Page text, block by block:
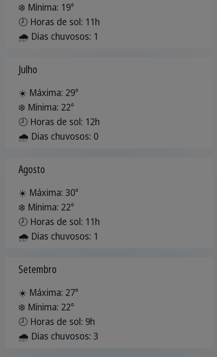
❄️ Mínima: 19°
🕗 Horas de sol: 11h
🌧️ Dias chuvosos: 1
Julho
☀️ Máxima: 29°
❄️ Mínima: 22°
🕗 Horas de sol: 12h
🌧️ Dias chuvosos: 0
Agosto
☀️ Máxima: 30°
❄️ Mínima: 22°
🕗 Horas de sol: 11h
🌧️ Dias chuvosos: 1
Setembro
☀️ Máxima: 27°
❄️ Mínima: 22°
🕗 Horas de sol: 9h
🌧️ Dias chuvosos: 3